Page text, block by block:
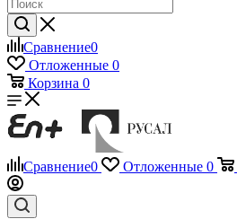
Сравнение0
Отложенные 0
Корзина 0
Сравнение0 Отложенные 0